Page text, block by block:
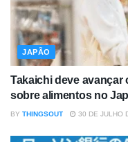
JAPÃO
Takaichi deve
sobre alimentos no
BY THINGSOUT 30 DE JULHO